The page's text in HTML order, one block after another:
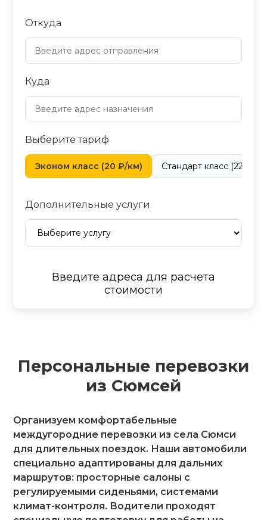
Откуда
Куда
Выберите тариф
Эконом класс (20 ₽/км) Стандарт класс (22 ₽/
Дополнительные услуги
Введите адреса для расчета
стоимости
Персональные перевозки
из Сюмсей
Организуем комфортабельные
междугородние перевозки из села Сюмси
для длительных поездок. Наши автомобили
специально адаптированы для дальних
маршрутов: просторные салоны с
регулируемыми сиденьями, системами
климат-контроля. Водители проходят